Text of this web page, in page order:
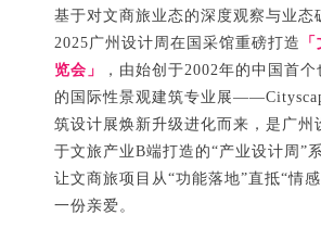
基于对文商旅业态的深度观察与业态
2025广州设计周在国采馆重磅打造
览会」
，由始创于2002年的中国首
的国际性景观建筑专业展
筑设计展焕新升级进化而来，是广州
于文旅产业B端打造的“产业设计周”
让文商旅项目从“功能落地”直抵“情
一份亲爱。